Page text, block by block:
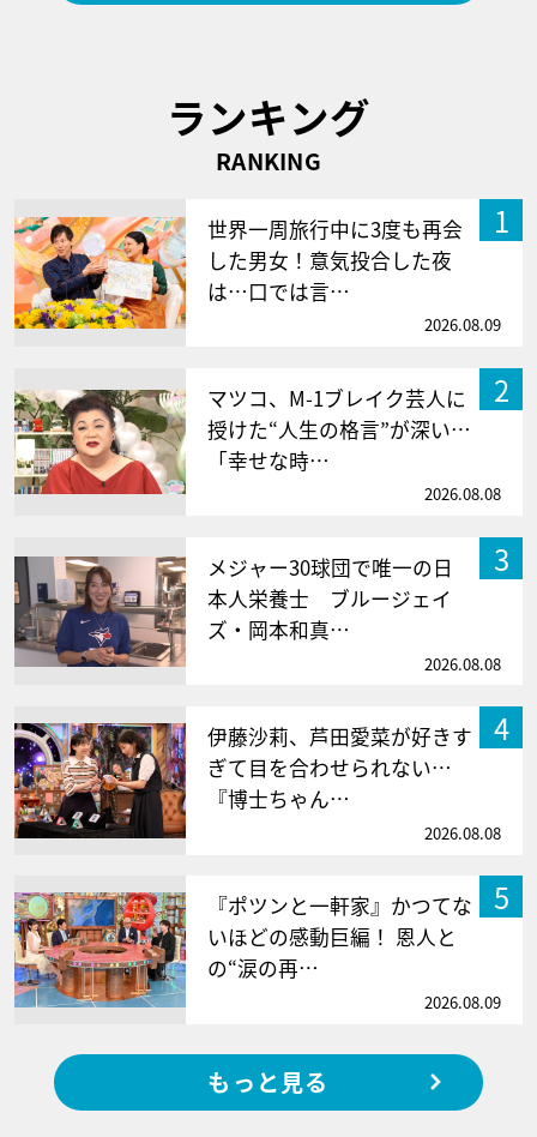
ランキング
RANKING
1
世界一周旅行中に3度も再会
した男女！意気投合した夜
は…口では言…
2026.08.09
2
マツコ、M-1ブレイク芸人に
授けた“人生の格言”が深い…
「幸せな時…
2026.08.08
3
メジャー30球団で唯一の日
本人栄養士 ブルージェイ
ズ・岡本和真…
2026.08.08
4
伊藤沙莉、芦田愛菜が好きす
ぎて目を合わせられない…
『博士ちゃん…
2026.08.08
5
『ポツンと一軒家』かつてな
いほどの感動巨編！ 恩人と
の“涙の再…
2026.08.09
もっと見る